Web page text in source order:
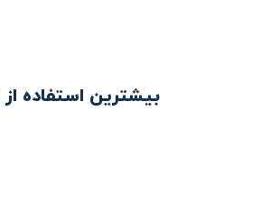
بیشترین استفاده از SoraHub